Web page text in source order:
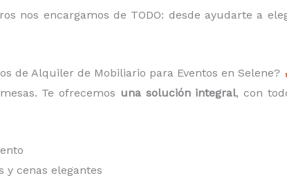
nos encargamos de TODO: desde ayudarte a
de Alquiler de Mobiliario para Eventos en Selene?
Te ofrecemos una solución integral, con
y cenas elegantes